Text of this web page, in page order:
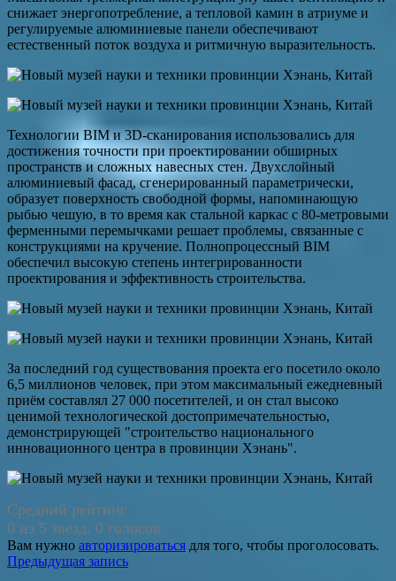
снижает энергопотребление, а тепловой камин в атриуме и
регулируемые алюминиевые панели обеспечивают
естественный поток воздуха и ритмичную выразительность.
Технологии BIM и 3D-сканирования использовались для
достижения точности при проектировании обширных
пространств и сложных навесных стен. Двухслойный
алюминиевый фасад, сгенерированный параметрически,
образует поверхность свободной формы, напоминающую
рыбью чешую, в то время как стальной каркас с 80-метровыми
ферменными перемычками решает проблемы, связанные с
конструкциями на кручение. Полнопроцессный BIM
обеспечил высокую степень интегрированности
проектирования и эффективность строительства.
За последний год существования проекта его посетило около
6,5 миллионов человек, при этом максимальный ежедневный
приём составлял 27 000 посетителей, и он стал высоко
ценимой технологической достопримечательностью,
демонстрирующей "строительство национального
инновационного центра в провинции Хэнань".
Средний рейтинг
0 из 5 звезд. 0 голосов.
Вам нужно авторизироваться для того, чтобы проголосовать.
Навигация
Предыдущая запись